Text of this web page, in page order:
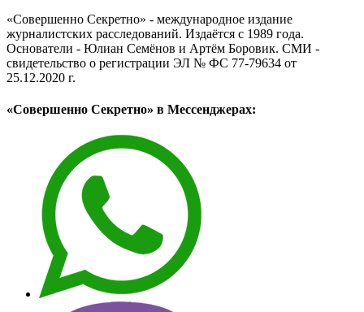
«Совершенно Секретно» - международное издание
журналистских расследований. Издаётся с 1989 года.
Основатели - Юлиан Семёнов и Артём Боровик. CМИ -
свидетельство о регистрации ЭЛ № ФС 77-79634 от
25.12.2020 г.
«Совершенно Секретно» в Мессенджерах: